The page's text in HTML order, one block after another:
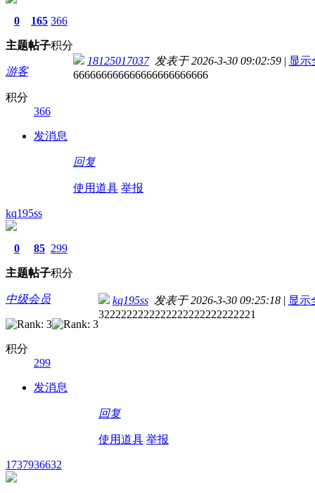
0
主题
165
帖子
366
积分
游客
积分
366
发消息
18125017037发表于 2026-3-30 09:02:59 | 显示
666666666666666666666666
回复
使用道具 举报
kq195ss
0
主题
85
帖子
299
积分
中级会员
积分
299
发消息
kq195ss 发表于 2026-3-30 09:25:18 | 显示
3222222222222222222222222221
回复
使用道具 举报
1737936632